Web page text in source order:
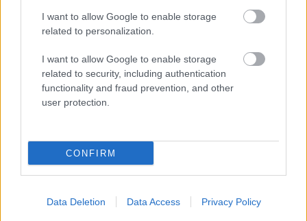
I want to allow Google to enable storage
related to personalization.
I want to allow Google to enable storage
related to security, including authentication
functionality and fraud prevention, and other
user protection.
CONFIRM
Data Deletion Data Access Privacy Policy
MF, a Mázli Faktor.
Péter 2
6 éve
@Magentax: Pont azért. Az ilyen esetekben a
oda, és ha van kontakt, akkor tud egyeztetni.
6 éve